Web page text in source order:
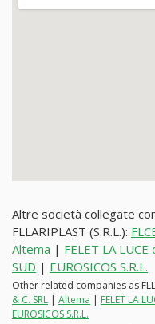
Altre società collegate
FLLARIPLAST (S.R.L.):
Altema | FELET LA
SUD | EUROSICOS S.R.L.
Other related companies as
& C. SRL | Altema | FELET LA
EUROSICOS S.R.L.